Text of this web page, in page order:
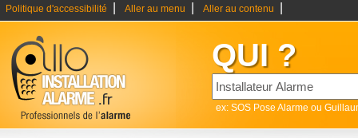
Politique d'accessibilité Aller au menu Aller au contenu
QUI ?
ex: SOS Pose Alarme ou